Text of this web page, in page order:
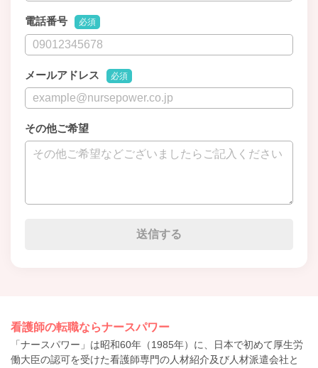
電話番号 必須
メールアドレス 必須
その他ご希望
看護師の転職ならナースパワー
「ナースパワー」は昭和60年（1985年）に、日本で初めて厚生労
働大臣の認可を受けた看護師専門の人材紹介及び人材派遣会社と